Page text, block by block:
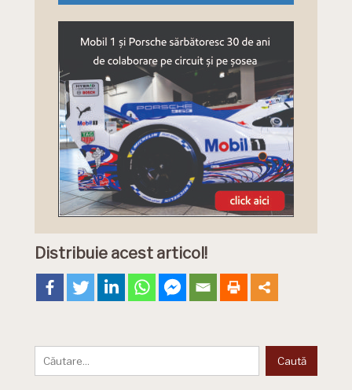
Distribuie acest articol!